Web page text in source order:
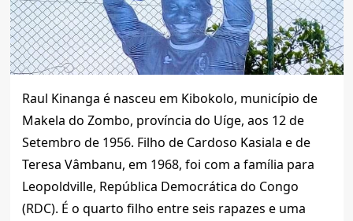
Raul Kinanga é nasceu em Kibokolo, município de
Makela do Zombo, província do Uíge, aos 12 de
Setembro de 1956. Filho de Cardoso Kasiala e de
Teresa Vâmbanu, em 1968, foi com a família para
Leopoldville, República Democrática do Congo
(RDC). É o quarto filho entre seis rapazes e uma